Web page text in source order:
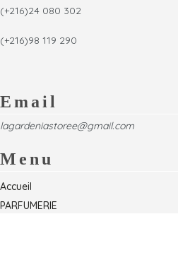
(+216)24 080 302
(+216)98 119 290
Email
lagardeniastoree@gmail.com
Menu
Accueil
PARFUMERIE